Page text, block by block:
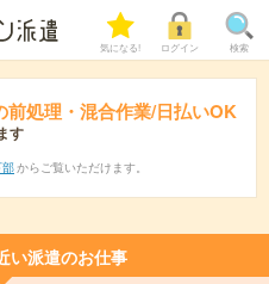
気になる! ログイン 検索
前処理・混合作業/日払いOK
す
からご覧いただけます。
い派遣のお仕事